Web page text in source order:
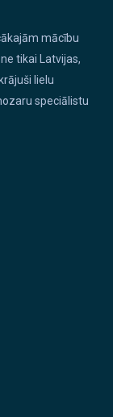
mācību
tikai Latvijas,
lielu
speciālistu